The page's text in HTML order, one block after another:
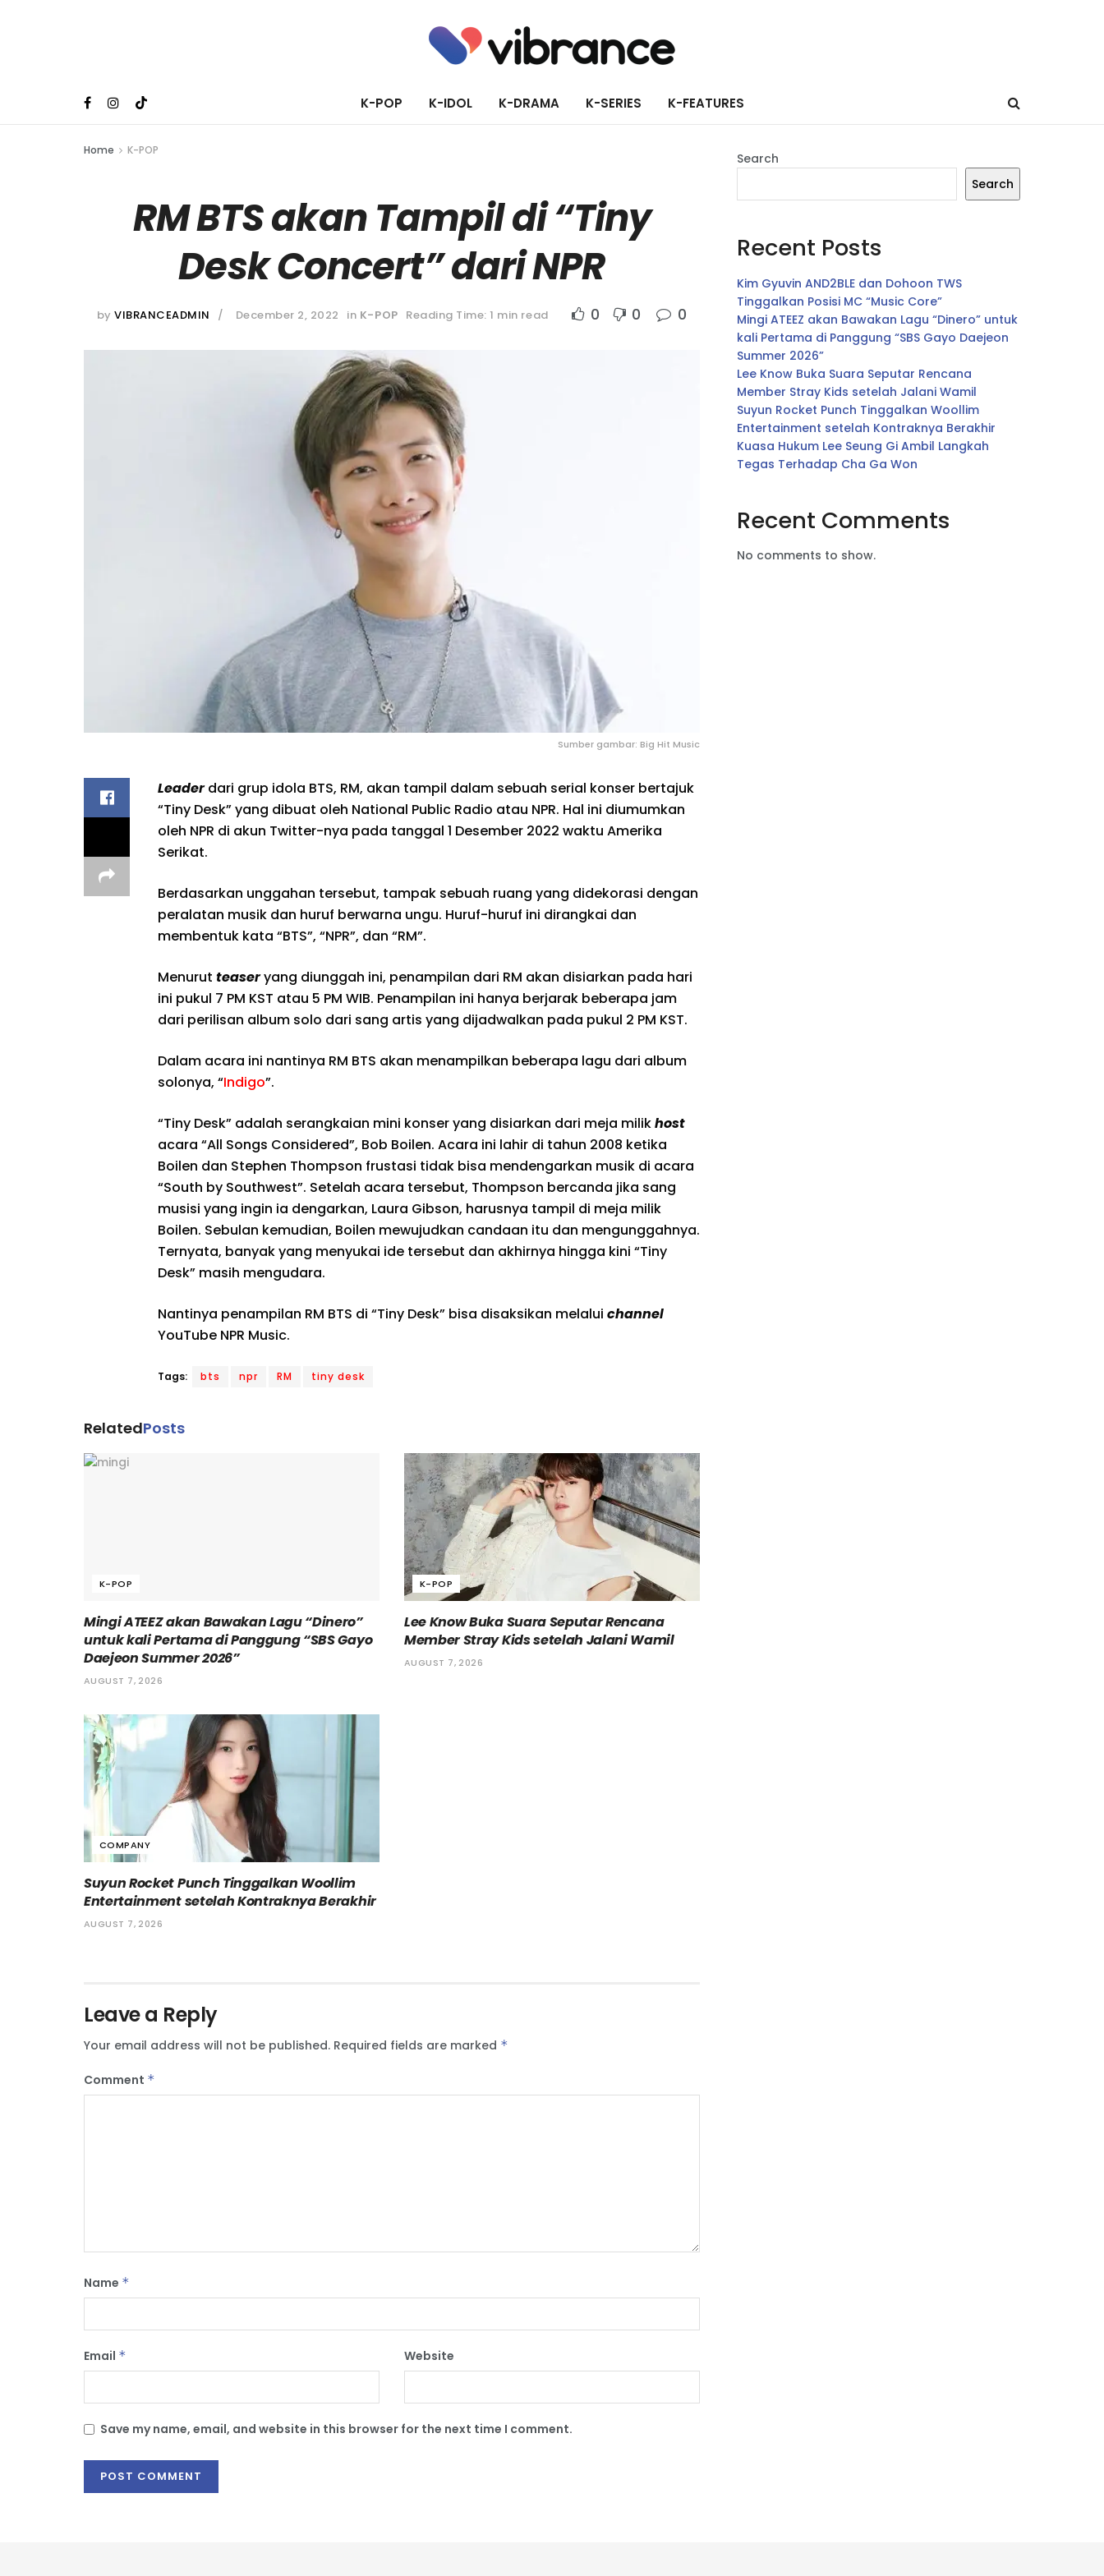
K-POP K-IDOL K-DRAMA K-SERIES K-FEATURES
Home K-POP
RM BTS akan Tampil di “Tiny
Desk Concert” dari NPR
by VIBRANCEADMIN December 2, 2022 in K-POP Reading Time: 1 min read 0 0 0
Sumber gambar: Big Hit Music
Leaderdari grup idola BTS, RM, akan tampil dalam sebuah serial konser bertajuk
“Tiny Desk” yang dibuat oleh National Public Radio atau NPR. Hal ini diumumkan
oleh NPR di akun Twitter-nya pada tanggal 1 Desember 2022 waktu Amerika
Serikat.
Berdasarkan unggahan tersebut, tampak sebuah ruang yang didekorasi dengan
peralatan musik dan huruf berwarna ungu. Huruf-huruf ini dirangkai dan
membentuk kata “BTS”, “NPR”, dan “RM”.
Menurut teaseryang diunggah ini, penampilan dari RM akan disiarkan pada hari
ini pukul 7 PM KST atau 5 PM WIB. Penampilan ini hanya berjarak beberapa jam
dari perilisan album solo dari sang artis yang dijadwalkan pada pukul 2 PM KST.
Dalam acara ini nantinya RM BTS akan menampilkan beberapa lagu dari album
solonya, “Indigo”.
“Tiny Desk” adalah serangkaian mini konser yang disiarkan dari meja milikhost
acara “All Songs Considered”, Bob Boilen. Acara ini lahir di tahun 2008 ketika
Boilen dan Stephen Thompson frustasi tidak bisa mendengarkan musik di acara
“South by Southwest”. Setelah acara tersebut, Thompson bercanda jika sang
musisi yang ingin ia dengarkan, Laura Gibson, harusnya tampil di meja milik
Boilen. Sebulan kemudian, Boilen mewujudkan candaan itu dan mengunggahnya.
Ternyata, banyak yang menyukai ide tersebut dan akhirnya hingga kini “Tiny
Desk” masih mengudara.
Nantinya penampilan RM BTS di “Tiny Desk” bisa disaksikan melalui channel
YouTube NPR Music.
Tags: bts npr RM tiny desk
RelatedPosts
K-POP
Mingi ATEEZ akan Bawakan Lagu “Dinero”
untuk kali Pertama di Panggung “SBS Gayo
Daejeon Summer 2026”
AUGUST 7, 2026
K-POP
Lee Know Buka Suara Seputar Rencana
Member Stray Kids setelah Jalani Wamil
AUGUST 7, 2026
COMPANY
Suyun Rocket Punch Tinggalkan Woollim
Entertainment setelah Kontraknya Berakhir
AUGUST 7, 2026
Leave a Reply
Your email address will not be published. Required fields are marked *
Comment *
Name *
Email * Website
Save my name, email, and website in this browser for the next time I comment.
Search
Search
Recent Posts
Kim Gyuvin AND2BLE dan Dohoon TWS
Tinggalkan Posisi MC “Music Core”
Mingi ATEEZ akan Bawakan Lagu “Dinero” untuk
kali Pertama di Panggung “SBS Gayo Daejeon
Summer 2026”
Lee Know Buka Suara Seputar Rencana
Member Stray Kids setelah Jalani Wamil
Suyun Rocket Punch Tinggalkan Woollim
Entertainment setelah Kontraknya Berakhir
Kuasa Hukum Lee Seung Gi Ambil Langkah
Tegas Terhadap Cha Ga Won
Recent Comments
No comments to show.